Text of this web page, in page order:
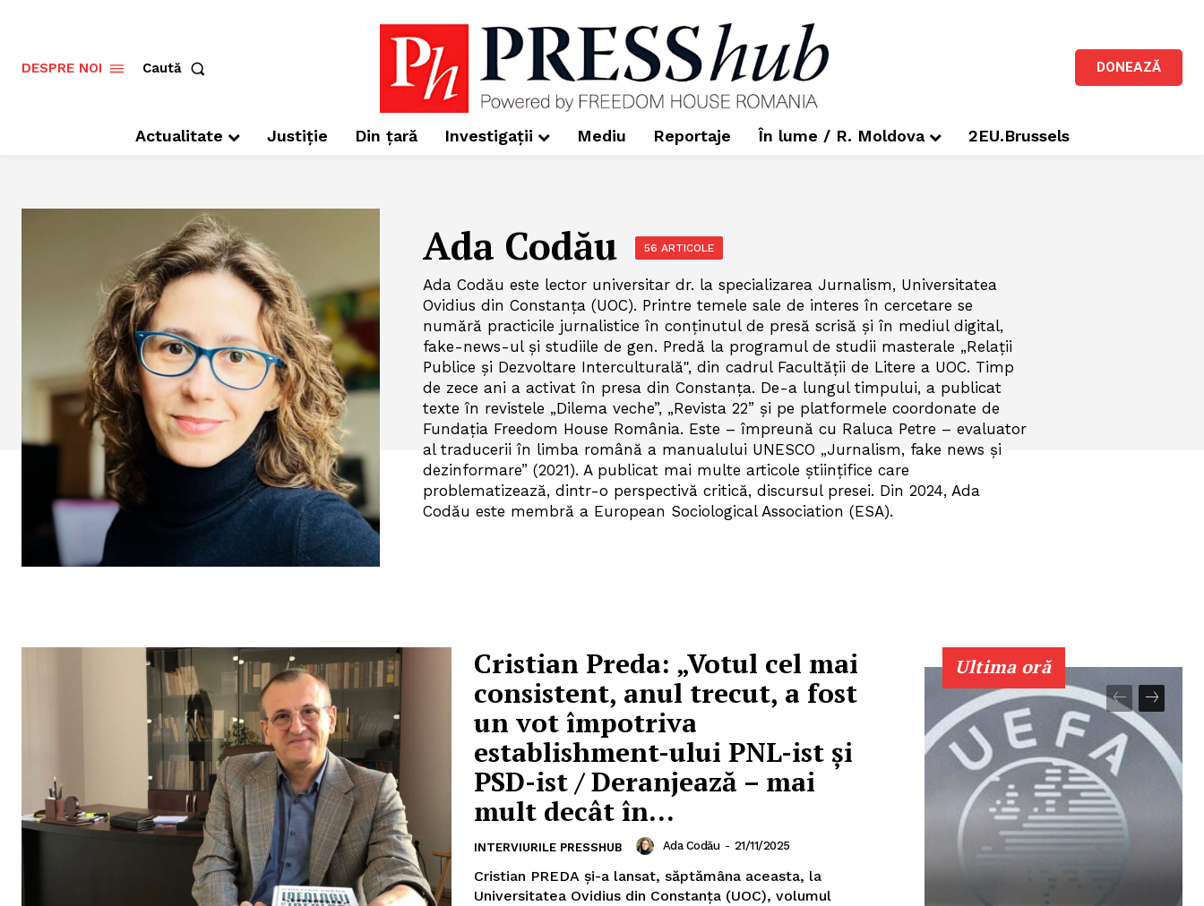
DESPRE NOI Caută DONEAZĂ
Actualitate Justiție Din țară Investigații Mediu Reportaje În lume / R. Moldova 2EU.Brussels
Ada Codău 56 ARTICOLE
Ada Codău este lector universitar dr. la specializarea Jurnalism, Universitatea
Ovidius din Constanța (UOC). Printre temele sale de interes în cercetare se
numără practicile jurnalistice în conținutul de presă scrisă și în mediul digital,
fake-news-ul și studiile de gen. Predă la programul de studii masterale „Relații
Publice și Dezvoltare Interculturală", din cadrul Facultății de Litere a UOC. Timp
de zece ani a activat în presa din Constanţa. De-a lungul timpului, a publicat
texte în revistele „Dilema veche”, „Revista 22” și pe platformele coordonate de
Fundația Freedom House România. Este – împreună cu Raluca Petre – evaluator
al traducerii în limba română a manualului UNESCO „Jurnalism, fake news și
dezinformare” (2021). A publicat mai multe articole ştiinţifice care
problematizează, dintr-o perspectivă critică, discursul presei. Din 2024, Ada
Codău este membră a European Sociological Association (ESA).
Cristian Preda: „Votul cel mai
consistent, anul trecut, a fost
un vot împotriva
establishment-ului PNL-ist şi
PSD-ist / Deranjează – mai
mult decât în...
INTERVIURILE PRESSHUB Ada Codău - 21/11/2025
Cristian PREDA şi-a lansat, săptămâna aceasta, la
Universitatea Ovidius din Constanţa (UOC), volumul
Ultima oră